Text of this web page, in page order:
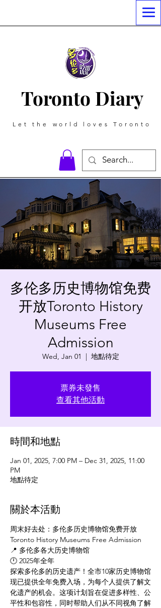
Toronto Diary
Let the world loves Toronto
多伦多历史博物馆免费
开放Toronto History
Museums Free
Admission
Wed, Jan 01
  |
地點待定
票券未發售
查看其他活動
時間和地點
Jan 01, 2025, 7:00 PM – Dec 31, 2025, 11:00
PM
地點待定
關於本活動
周末好去处：多伦多历史博物馆免费开放
Toronto History Museums Free Admission
📍 多伦多各大历史博物馆
🕛 2025年全年
探索多伦多的历史遗产！全市10家历史博物馆
现已提供全年免费入场，为每个人提供了解文
化遗产的机会。这项计划旨在促进多样性、公
平性和包容性，同时帮助人们从不同视角了解